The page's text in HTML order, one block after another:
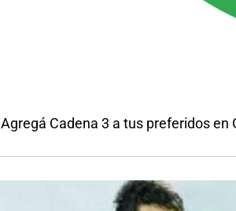
Agregá Cadena 3 a tus preferidos en